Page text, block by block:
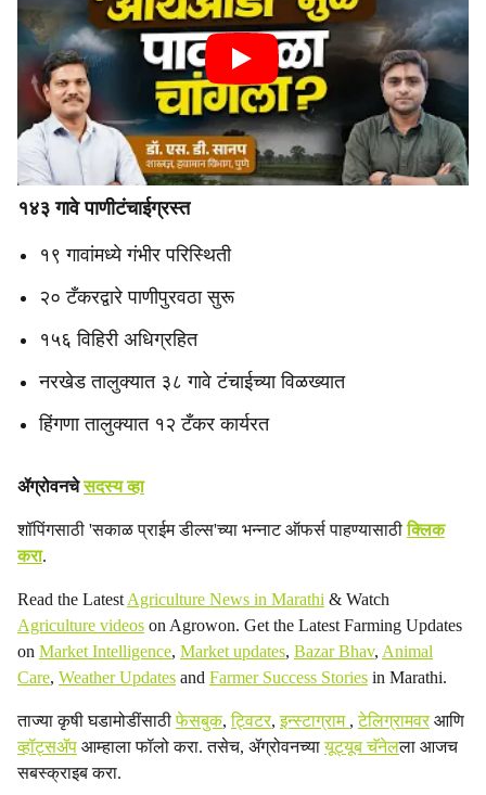
१४३ गावे पाणीटंचाईग्रस्त
१९ गावांमध्ये गंभीर परिस्थिती
२० टँकरद्वारे पाणीपुरवठा सुरू
१५६ विहिरी अधिग्रहित
नरखेड तालुक्यात ३८ गावे टंचाईच्या विळख्यात
हिंगणा तालुक्यात १२ टँकर कार्यरत
ॲग्रोवनचेसदस्य व्हा
शॉपिंगसाठी 'सकाळ प्राईम डील्स'च्या भन्नाट ऑफर्स पाहण्यासाठीक्लिक
करा.
Read the Latest Agriculture News in Marathi & Watch
Agriculture videos on Agrowon. Get the Latest Farming Updates
on Market Intelligence, Market updates, Bazar Bhav, Animal
Care, Weather Updates and Farmer Success Stories in Marathi.
ताज्या कृषी घडामोडींसाठीफेसबुक,ट्विटर,इन्स्टाग्राम ,टेलिग्रामवरआणि
व्हॉट्सॲप आम्हाला फॉलो करा. तसेच, ॲग्रोवनच्यायूट्यूब चॅनेलला आजच
सबस्क्राइब करा.